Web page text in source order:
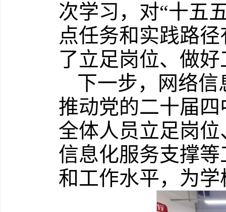
次学习，对“十五
点任务和实践路
了立足岗位、做
下一步，网络
推动党的二十届
全体人员立足岗
信息化服务支撑
和工作水平，为